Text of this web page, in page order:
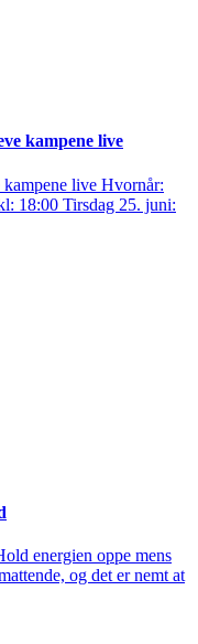
kampene live
live Hvornår:
18:00 Tirsdag 25. juni:
energien oppe mens
og det er nemt at